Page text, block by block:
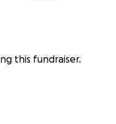
this fundraiser.